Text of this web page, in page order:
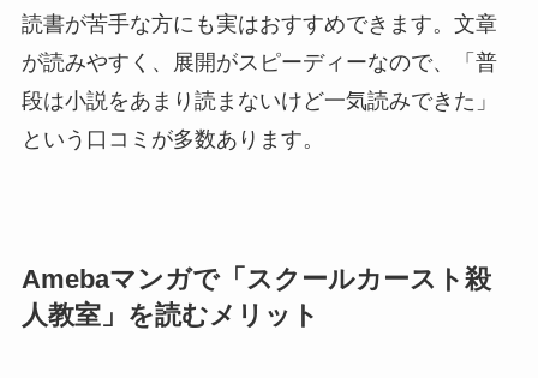
読書が苦手な方にも実はおすすめできます。文章
が読みやすく、展開がスピーディーなので、「普
段は小説をあまり読まないけど一気読みできた」
という口コミが多数あります。
Amebaマンガで「スクールカースト殺
人教室」を読むメリット